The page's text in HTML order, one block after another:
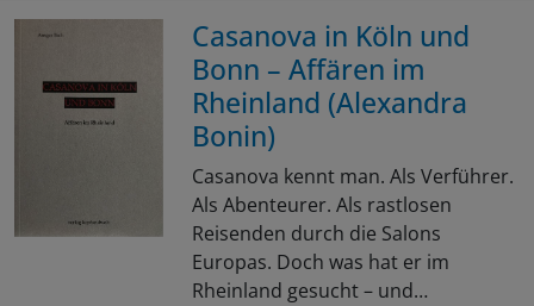
Casanova in Köln und
Bonn – Affären im
Rheinland (Alexandra
Bonin)
Casanova kennt man. Als Verführer.
Als Abenteurer. Als rastlosen
Reisenden durch die Salons
Europas. Doch was hat er im
Rheinland gesucht – und…